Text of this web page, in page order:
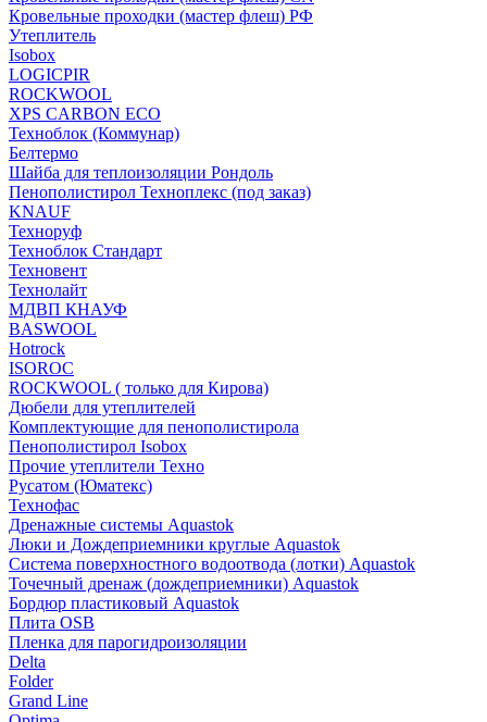
Кровельные проходки (мастер флеш) РФ
Утеплитель
Isobox
LOGICPIR
ROCKWOOL
XPS CARBON ECO
Техноблок (Коммунар)
Белтермо
Шайба для теплоизоляции Рондоль
Пенополистирол Техноплекс (под заказ)
KNАUF
Технoруф
Техноблок Стандарт
Техновент
Технолайт
МДВП КНАУФ
BASWOOL
Hotrock
ISOROC
ROCKWOOL ( только для Кирова)
Дюбели для утеплителей
Комплектующие для пенополистирола
Пенополистирол Isobox
Прочие утеплители Техно
Русатом (Юматекс)
Технофас
Дренажные системы Aquastok
Люки и Дождеприемники круглые Aquastok
Система поверхностного водоотвода (лотки) Aquastok
Точечный дренаж (дождеприемники) Aquastok
Бордюр пластиковый Aquastok
Плита OSB
Пленка для парогидроизоляции
Delta
Folder
Grand Line